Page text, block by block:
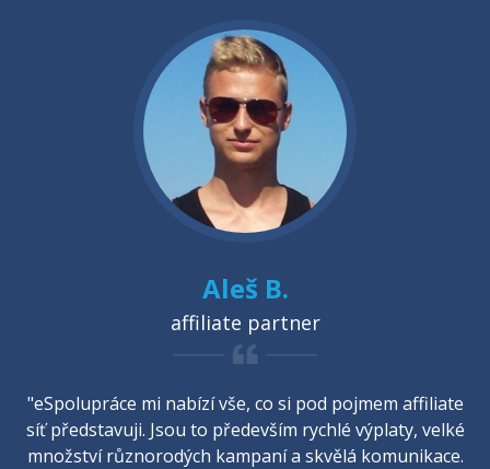
Aleš B.
affiliate partner
"eSpolupráce mi nabízí vše, co si pod pojmem affiliate
síť představuji. Jsou to především rychlé výplaty, velké
množství různorodých kampaní a skvělá komunikace.